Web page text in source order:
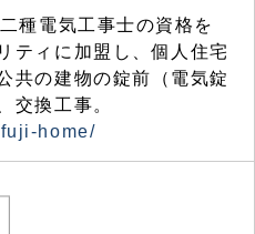
種電気工事士の資格を
ティに加盟し、個人住宅
共の建物の錠前（電気錠
交換工事。
home/